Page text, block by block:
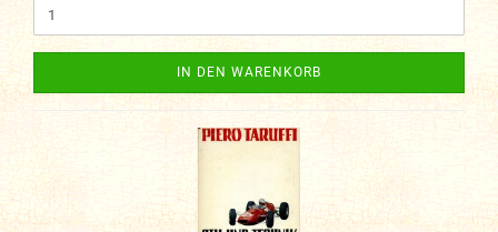
IN DEN WARENKORB